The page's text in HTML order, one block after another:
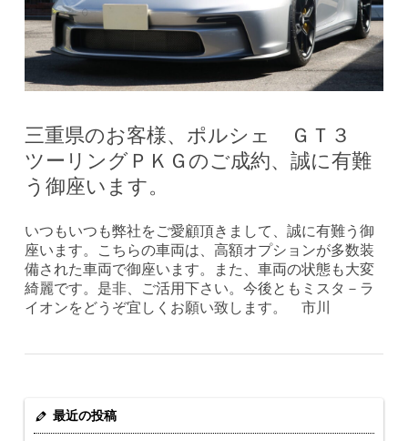
三重県のお客様、ポルシェ ＧＴ３
ツーリングＰＫＧのご成約、誠に有難
う御座います。
いつもいつも弊社をご愛顧頂きまして、誠に有難う御
座います。こちらの車両は、高額オプションが多数装
備された車両で御座います。また、車両の状態も大変
綺麗です。是非、ご活用下さい。今後ともミスタ－ラ
イオンをどうぞ宜しくお願い致します。 市川
最近の投稿